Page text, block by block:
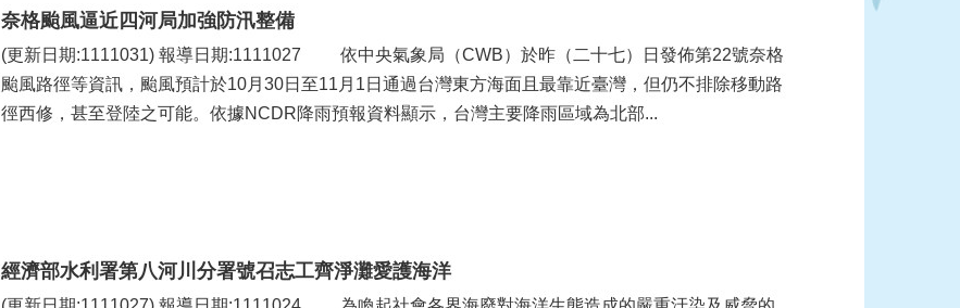
奈格颱風逼近四河局加強防汛整備
(更新日期:1111031) 報導日期:1111027 依中央氣象局（CWB）於昨（二十七）日發佈第22號奈格
颱風路徑等資訊，颱風預計於10月30日至11月1日通過台灣東方海面且最靠近臺灣，但仍不排除移動路
徑西修，甚至登陸之可能。依據NCDR降雨預報資料顯示，台灣主要降雨區域為北部...
經濟部水利署第八河川分署號召志工齊淨灘愛護海洋